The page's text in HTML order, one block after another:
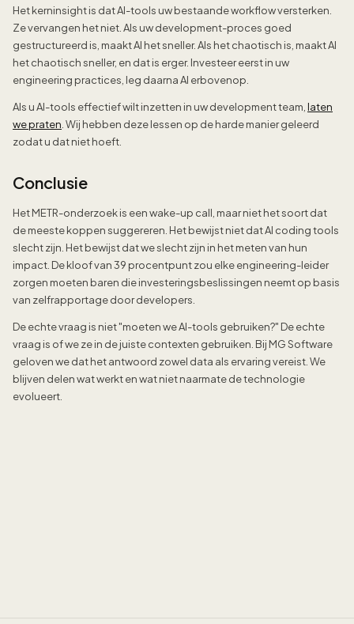
Het kerninsight is dat AI-tools uw bestaande workflow versterken.
Ze vervangen het niet. Als uw development-proces goed
gestructureerd is, maakt AI het sneller. Als het chaotisch is, maakt AI
het chaotisch sneller, en dat is erger. Investeer eerst in uw
engineering practices, leg daarna AI erbovenop.
Als u AI-tools effectief wilt inzetten in uw development team, laten
we praten . Wij hebben deze lessen op de harde manier geleerd
zodat u dat niet hoeft.
Conclusie
Het METR-onderzoek is een wake-up call, maar niet het soort dat
de meeste koppen suggereren. Het bewijst niet dat AI coding tools
slecht zijn. Het bewijst dat we slecht zijn in het meten van hun
impact. De kloof van 39 procentpunt zou elke engineering-leider
zorgen moeten baren die investeringsbeslissingen neemt op basis
van zelfrapportage door developers.
De echte vraag is niet "moeten we AI-tools gebruiken?" De echte
vraag is of we ze in de juiste contexten gebruiken. Bij MG Software
geloven we dat het antwoord zowel data als ervaring vereist. We
blijven delen wat werkt en wat niet naarmate de technologie
evolueert.